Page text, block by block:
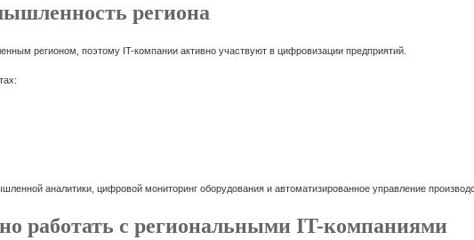
региона
регионом, поэтому IT-компании активно участвуют в цифровизации предприятий.
аналитики, цифровой мониторинг оборудования и автоматизированное управление
работать с региональными IT-компаниями